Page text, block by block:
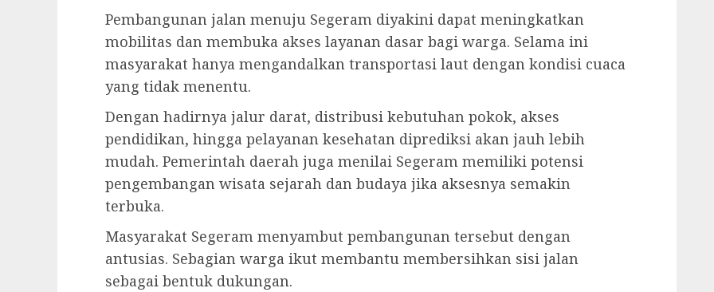
Pembangunan jalan menuju Segeram diyakini dapat meningkatkan
mobilitas dan membuka akses layanan dasar bagi warga. Selama ini
masyarakat hanya mengandalkan transportasi laut dengan kondisi cuaca
yang tidak menentu.
Dengan hadirnya jalur darat, distribusi kebutuhan pokok, akses
pendidikan, hingga pelayanan kesehatan diprediksi akan jauh lebih
mudah. Pemerintah daerah juga menilai Segeram memiliki potensi
pengembangan wisata sejarah dan budaya jika aksesnya semakin
terbuka.
Masyarakat Segeram menyambut pembangunan tersebut dengan
antusias. Sebagian warga ikut membantu membersihkan sisi jalan
sebagai bentuk dukungan.